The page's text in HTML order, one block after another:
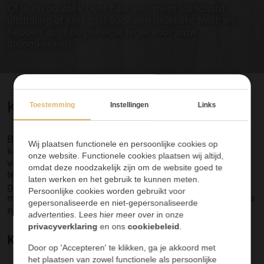
Keukentegels zetten
Bij ons kun je niet alleen de mooiste keukentegels
kopen, maar ook rekenen op professionele en
vakkundige verwerkingsexperts. Onze ervaren
tegelzetters zorgen ervoor dat je tegels met de
grootste zorg en precisie worden geplaatst. Op die
manier kun je nog jarenlang genieten van een strakke
en stijlvolle keuken.
Keukentegels inspiratie
Toestemming Instellingen Links
Wij plaatsen functionele en persoonlijke cookies op
onze website. Functionele cookies plaatsen wij altijd,
omdat deze noodzakelijk zijn om de website goed te
laten werken en het gebruik te kunnen meten.
Persoonlijke cookies worden gebruikt voor
gepersonaliseerde en niet-gepersonaliseerde
advertenties. Lees hier meer over in onze
privacyverklaring en onscookiebeleid
Door op 'Accepteren' te klikken, ga je akkoord met
het plaatsen van zowel functionele als persoonlijke